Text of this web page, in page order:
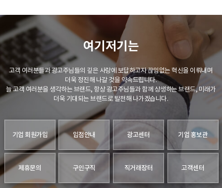
여기저기는
고객 여러분들과 광고주님들의 깊은 사랑에 보답하고자 끊임없는 혁신을 이뤄내며
더욱 정진해 나갈 것을 약속드립니다.
늘 고객 여러분을 생각하는 브랜드, 항상 광고주님들과 함께 상생하는 브랜드, 미래가
더욱 기대되는 브랜드로 발전해 나가겠습니다.
기업 회원가입 입점안내 광고센터 기업 홍보관
제휴문의 구인구직 직거래장터 고객센터